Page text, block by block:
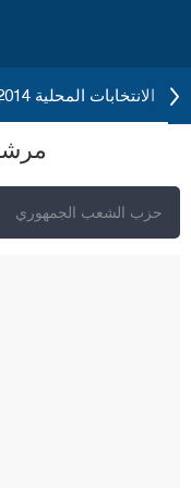
الانتخابات المحلية 2014
حزب الشعب الجمهوري